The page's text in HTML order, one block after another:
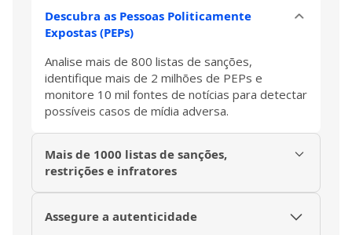
Descubra as Pessoas Politicamente
Expostas (PEPs)
Analise mais de 800 listas de sanções,
identifique mais de 2 milhões de PEPs e
monitore 10 mil fontes de notícias para detectar
possíveis casos de mídia adversa.
Mais de 1000 listas de sanções,
restrições e infratores
confiáveis sobre parceiros comerciais com ficha
Assegure a autenticidade